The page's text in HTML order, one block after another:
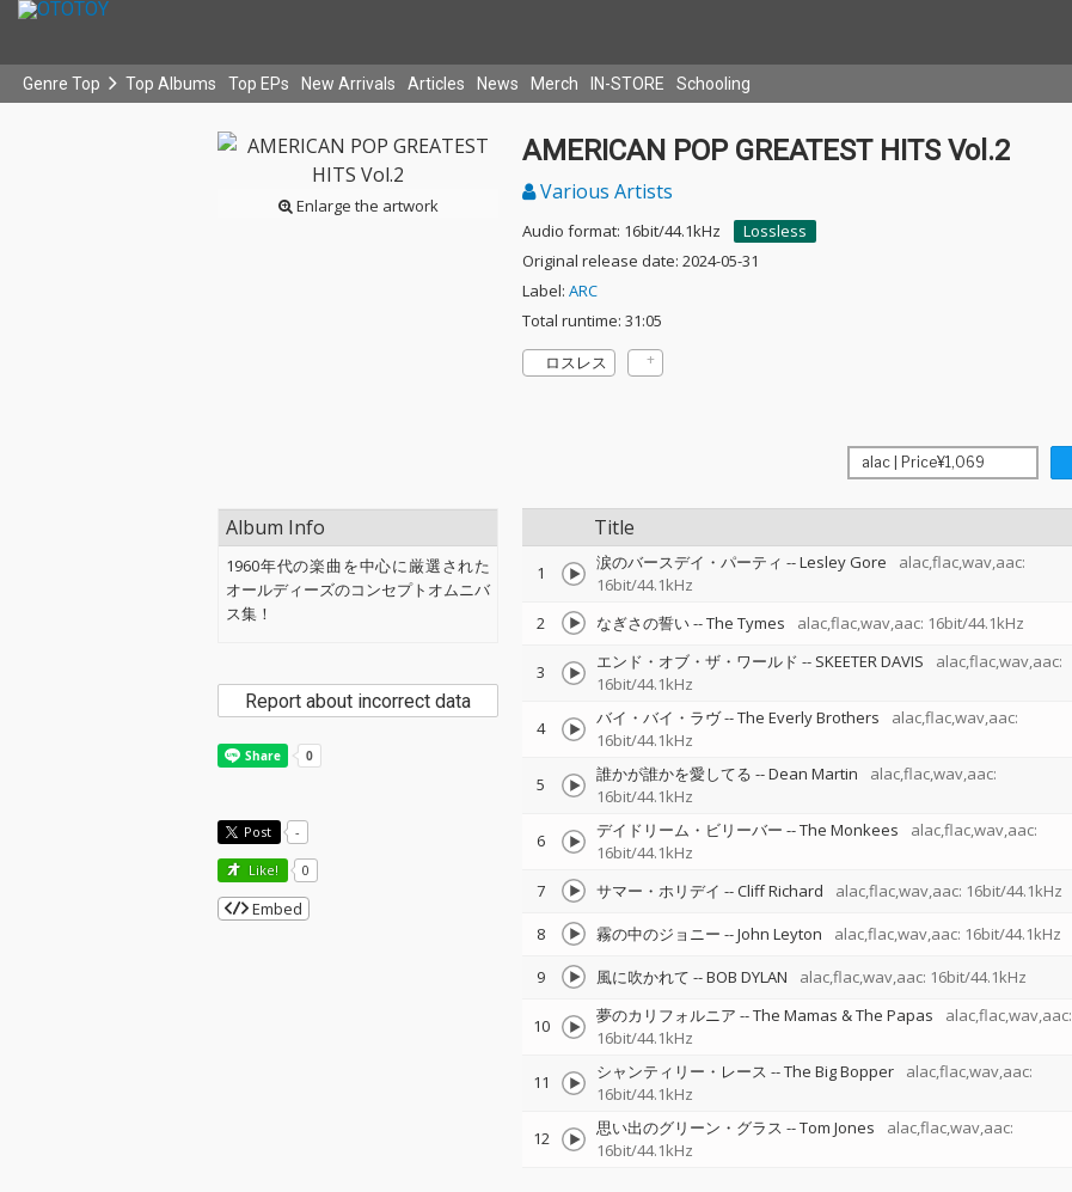
Genre Top Top Albums Top EPs New Arrivals Articles News Merch IN-STORE Schooling
Enlarge the artwork
AMERICAN POP GREATEST HITS Vol.2
Various Artists
Audio format: 16bit/44.1kHz
Lossless
Original release date: 2024-05-31
Label: ARC
Total runtime: 31:05
ロスレス
Title
1 涙のバースデイ・パーティ --Lesley Gore
alac,flac,wav,aac:
16bit/44.1kHz
2 なぎさの誓い--The Tymes alac,flac,wav,aac: 16bit/44.1kHz
3 エンド・オブ・ザ・ワールド -- SKEETER DAVIS
alac,flac,wav,aac:
16bit/44.1kHz
4 バイ・バイ・ラヴ--The Everly Brothers
alac,flac,wav,aac:
16bit/44.1kHz
5 誰かが誰かを愛してる --Dean Martin
alac,flac,wav,aac:
16bit/44.1kHz
6 デイドリーム・ビリーバー --The Monkees
alac,flac,wav,aac:
16bit/44.1kHz
7 サマー・ホリデイ --Cliff Richard alac,flac,wav,aac: 16bit/44.1kHz
8
霧の中のジョニー --John Leyton alac,flac,wav,aac: 16bit/44.1kHz
9
風に吹かれて --BOB DYLAN alac,flac,wav,aac: 16bit/44.1kHz
10 夢のカリフォルニア --The Mamas & The Papas
alac,flac,wav,aac:
16bit/44.1kHz
11 シャンティリー・レース --The Big Bopper
alac,flac,wav,aac:
16bit/44.1kHz
12 思い出のグリーン・グラス --Tom Jones
alac,flac,wav,aac:
16bit/44.1kHz
Album Info
1960年代の楽曲を中心に厳選された
オールディーズのコンセプトオムニバ
ス集！
Report about incorrect data
Post -
Like! 0
Embed